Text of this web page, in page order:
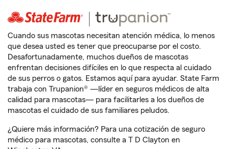
Cuando sus mascotas necesitan atención médica, lo menos
que desea usted es tener que preocuparse por el costo.
Desafortunadamente, muchos dueños de mascotas
enfrentan decisiones difíciles en lo que respecta al cuidado
de sus perros o gatos. Estamos aquí para ayudar. State Farm
trabaja con Trupanion® —líder en seguros médicos de alta
calidad para mascotas— para facilitarles a los dueños de
mascotas el cuidado de sus familiares peludos.
¿Quiere más información? Para una cotización de seguro
médico para mascotas, consulte a T D Clayton en